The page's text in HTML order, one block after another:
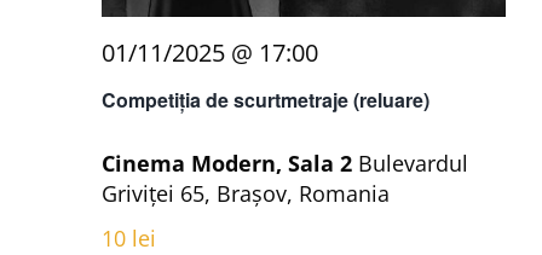
Competiția de scurtmetraje (reluare)
01/11/2025 @ 17:00
Cinema Modern, Sala 2 Bulevardul
Griviței 65, Brașov, Romania
10 lei